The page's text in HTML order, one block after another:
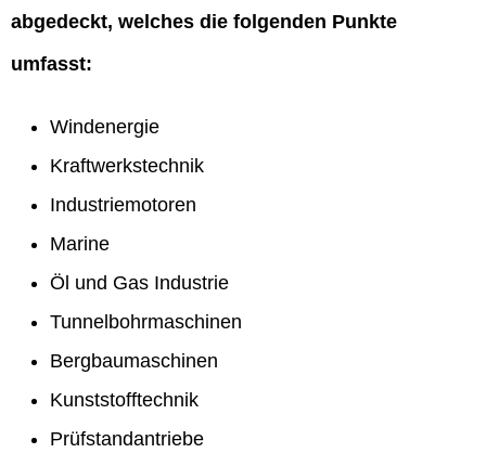
abgedeckt, welches die folgenden Punkte
umfasst:
Windenergie
Kraftwerkstechnik
Industriemotoren
Marine
Öl und Gas Industrie
Tunnelbohrmaschinen
Bergbaumaschinen
Kunststofftechnik
Prüfstandantriebe